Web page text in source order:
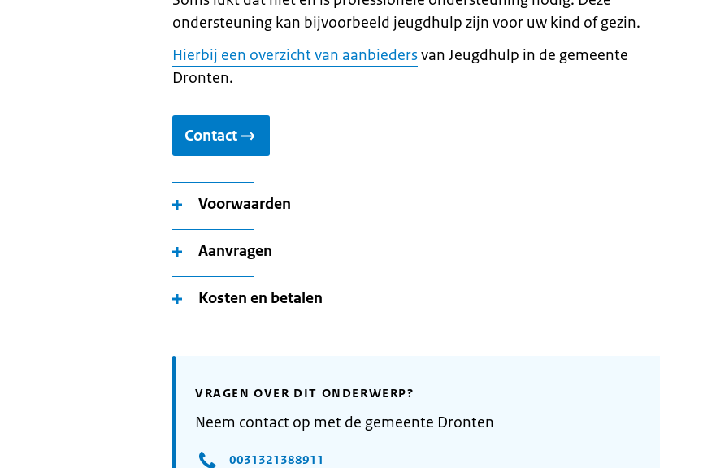
ondersteuning kan bijvoorbeeld jeugdhulp zijn voor uw kind of gezin.
Hierbij een overzicht van aanbiedersvan Jeugdhulp in de gemeente
Dronten.
Contact
Voorwaarden
Aanvragen
Kosten en betalen
VRAGEN OVER DIT ONDERWERP?
Neem contact op met de gemeente Dronten
0031321388911